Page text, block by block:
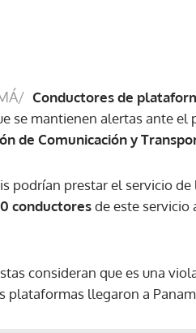
Conductores de
se mantienen alertas ante
de Comunicación y
podrían prestar el servicio
conductoresde este servicio
consideran que es una
plataformas llegaron a